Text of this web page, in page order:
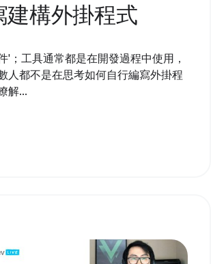
建構外掛程式
'；工具通常都是在開發過程中使用，
人都不是在思考如何自行編寫外掛程
解...